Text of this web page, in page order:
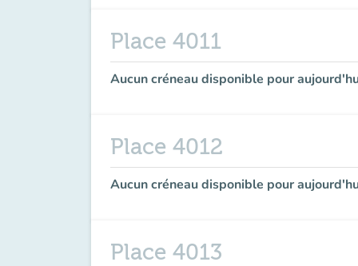
Place 4011
Aucun créneau disponible pour
Place 4012
Aucun créneau disponible pour
Place 4013